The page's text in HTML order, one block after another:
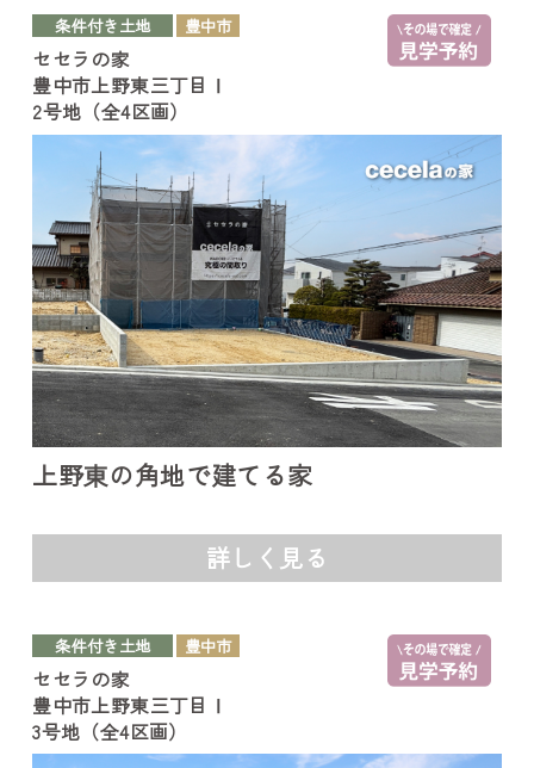
条件付き土地 豊中市
セセラの家
豊中市上野東三丁目Ⅰ
2号地（全4区画）
上野東の角地で建てる家
詳しく見る
条件付き土地 豊中市
セセラの家
豊中市上野東三丁目Ⅰ
3号地（全4区画）